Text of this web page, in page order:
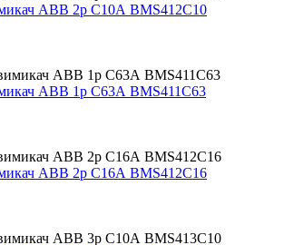
ABB 2р С10А BMS412C10
ABB 1р С63А BMS411C63
ABB 2р С16А BMS412C16